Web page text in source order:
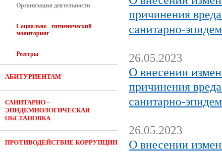
Организация деятельности
Социально - гигиенический
мониторинг
Реестры
АБИТУРИЕНТАМ
САНИТАРНО -
ЭПИДЕМИОЛОГИЧЕСКАЯ
ОБСТАНОВКА
ПРОТИВОДЕЙСТВИЕ КОРРУПЦИИ
причинения
санитарно-
26.05.2023
О внесении
причинения
санитарно-
26.05.2023
О внесении